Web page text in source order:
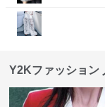
Y2Kファッション